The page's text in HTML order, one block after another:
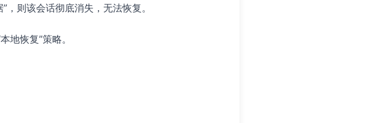
则该会话彻底消失，无法恢复。
恢复”策略。